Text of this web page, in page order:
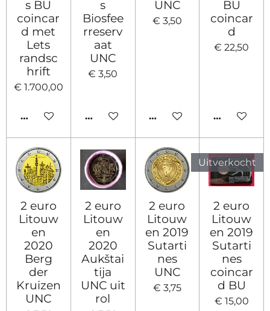
s BU
coincar
d met
Lets
randsc
hrift
€ 1.700,00
HOUD MIJ OP DE HOOGTE
s
Biosfee
rreserv
aat
UNC
€ 3,50
IN WINKELWAGEN
UNC
€ 3,50
IN WINKELWAGEN
BU
coincar
d
€ 22,50
HOUD MIJ
2 euro
Litouw
en
2020
Berg
der
Kruizen
UNC
2 euro
Litouw
en
2020
Aukštai
tija
UNC uit
rol
2 euro
Litouw
en 2019
Sutarti
nes
UNC
€ 3,75
Uitverkocht
2 euro
Litouw
en 2019
Sutarti
nes
coincar
d BU
€ 15,00